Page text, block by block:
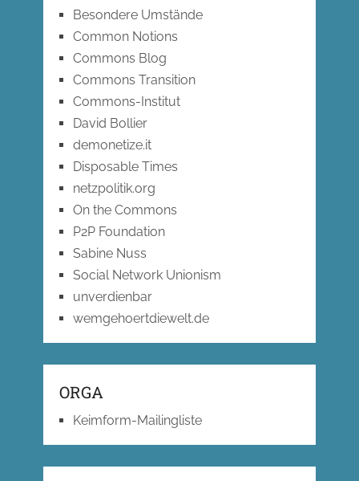
Besondere Umstände
Common Notions
Commons Blog
Commons Transition
Commons-Institut
David Bollier
demonetize.it
Disposable Times
netzpolitik.org
On the Commons
P2P Foundation
Sabine Nuss
Social Network Unionism
unverdienbar
wemgehoertdiewelt.de
ORGA
Keimform-Mailingliste